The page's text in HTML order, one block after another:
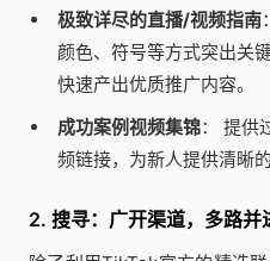
极致详尽的直播/视频指南
颜色、符号等方式突出关
快速产出优质推广内容。
成功案例视频集锦： 提供
频链接，为新人提供清晰
2. 搜寻：广开渠道，多路并